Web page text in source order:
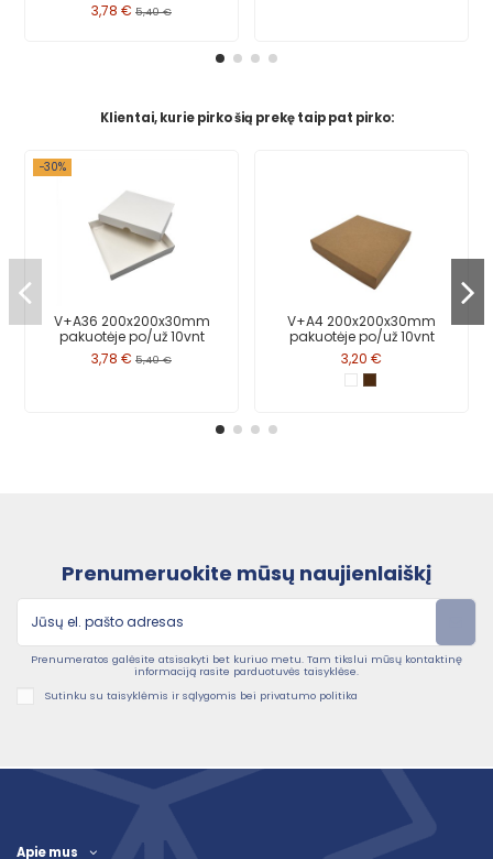
3,78 € 5,40 €
Klientai, kurie pirko šią prekę taip pat pirko:
−30%
V+A36 200x200x30mm
pakuotėje po/už 10vnt
3,78 € 5,40 €
V+A4 200x200x30mm
pakuotėje po/už 10vnt
3,20 €
Prenumeruokite mūsų naujienlaiškį
Prenumeratos galėsite atsisakyti bet kuriuo metu. Tam tikslui mūsų kontaktinę
informaciją rasite parduotuvės taisyklėse.
Sutinku su taisyklėmis ir sąlygomis bei privatumo politika
Apie mus